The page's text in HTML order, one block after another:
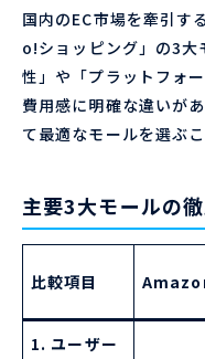
国内のEC市場を牽引
o!ショッピング」の3大
性」や「プラットフォ
費用感に明確な違いが
て最適なモールを選ぶこ
主要3大モールの
比較項目
1. ユーザー